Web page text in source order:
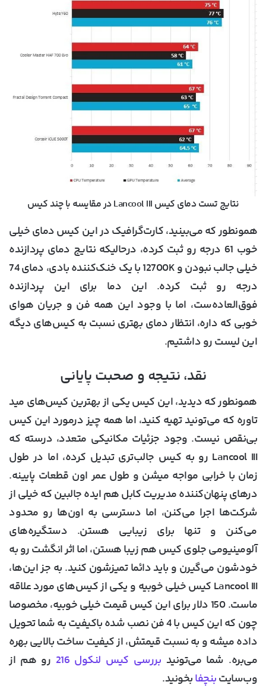
نتایج تست دمای کیس Lancool III در مقایسه با چند کیس
همونطور که می‌بینید، کارت‌گرافیک در این کیس دمای خیلی
خوب 61 درجه رو ثبت کرده، درحالیکه نتایج دمای پردازنده
خیلی جالب نبودن و 12700K با یک خنک‌کننده بادی، دمای 74
درجه رو ثبت کرده. این دما برای این پردازنده
فوق‌العاده‌ست، اما با وجود این همه فن و جریان هوای
خوبی که داره، انتظار دمای بهتری نسبت به کیس‌های دیگه
این لیست رو داشتیم.
نقد، نتیجه و صحبت پایانی
همونطور که دیدید، این کیس یکی از بهترین کیس‌های مید
تاوره که می‌‌تونید تهیه کنید، اما همه چیز درمورد این کیس
بی‌نقص نیست. وجود جزئیات مکانیکی متعدد، درسته که
Lancool III رو به کیس جالب‌تری تبدیل کرده، اما در طول
زمان با خرابی مواجه میشن و طول عمر اون قطعات پایینه.
درهای پنهان‌کننده مدیریت کابل هم ایده جالبین که خیلی از
شرکت‌ها اجرا می‌کنن، اما دسترسی به اون‌ها رو محدود
می‌کنن و تنها برای زیبایی هستن. دستگیره‌های
آلومینیومی جلوی کیس هم زیبا هستن، اما اثر انگشت رو به
خودشون می‌گیرن و باید دائما تمیزشون کنید. به جز این‌ها،
Lancool III کیس خیلی خوبیه و یکی از کیس‌های مورد علاقه
ماست. 150 دلار برای این کیس قیمت خیلی خوبیه، مخصوصا
چون که این کیس با 4 فن نصب شده باکیفیت به شما تحویل
داده میشه و به نسبت قیمتش، از کیفیت ساخت بالایی بهره
می‌بره. شما می‌تونید بررسی کیس لنکول 216
رو هم از
وب‌سایتبنچفابخونید.